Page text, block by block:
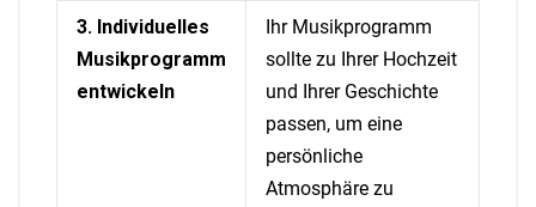
3. Individuelles
Musikprogramm
entwickeln
Ihr Musikprogramm
sollte zu Ihrer Hochzeit
und Ihrer Geschichte
passen, um eine
persönliche
Atmosphäre zu